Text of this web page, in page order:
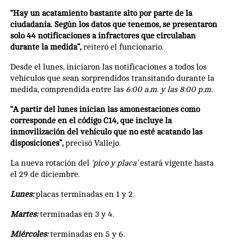
“Hay un acatamiento bastante alto por parte de la
ciudadanía. Según los datos que tenemos, se presentaron
solo 44 notificaciones a infractores que circulaban
durante la medida”,reiteró el funcionario.
Desde el lunes, iniciaron las notificaciones a todos los
vehículos que sean sorprendidos transitando durante la
medida, comprendida entre las 6:00 a.m. y las 8:00 p.m.
“A partir del lunes inician las amonestaciones como
corresponde en el código C14, que incluye la
inmovilización del vehículo que no esté acatando las
disposiciones”,precisó Vallejo.
La nueva rotación del ‘pico y placa’estará vigente hasta
el 29 de diciembre.
Lunes:placas terminadas en 1 y 2.
Martes:terminadas en 3 y 4.
Miércoles:terminadas en 5 y 6.